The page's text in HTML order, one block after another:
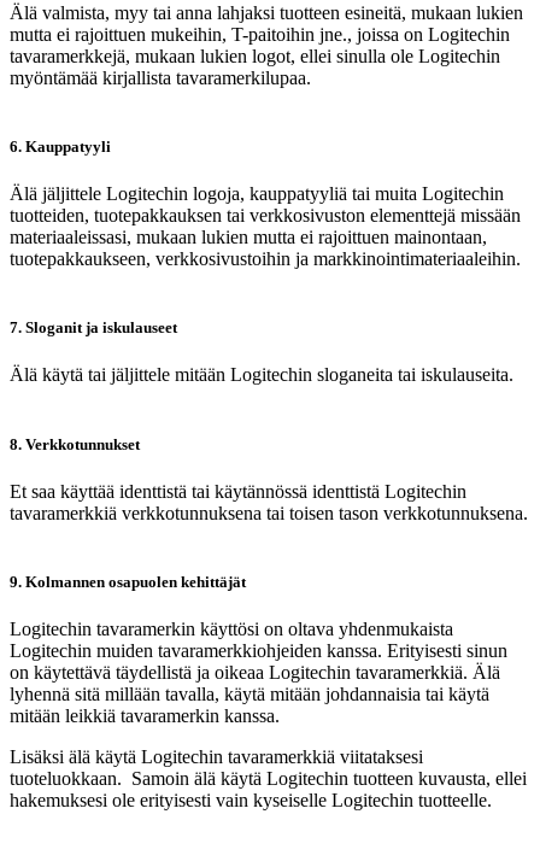
Älä valmista, myy tai anna lahjaksi tuotteen esineitä, mukaan lukien
mutta ei rajoittuen mukeihin, T-paitoihin jne., joissa on Logitechin
tavaramerkkejä, mukaan lukien logot, ellei sinulla ole Logitechin
myöntämää kirjallista tavaramerkilupaa.
6. Kauppatyyli
Älä jäljittele Logitechin logoja, kauppatyyliä tai muita Logitechin
tuotteiden, tuotepakkauksen tai verkkosivuston elementtejä missään
materiaaleissasi, mukaan lukien mutta ei rajoittuen mainontaan,
tuotepakkaukseen, verkkosivustoihin ja markkinointimateriaaleihin.
7. Sloganit ja iskulauseet
Älä käytä tai jäljittele mitään Logitechin sloganeita tai iskulauseita.
8. Verkkotunnukset
Et saa käyttää identtistä tai käytännössä identtistä Logitechin
tavaramerkkiä verkkotunnuksena tai toisen tason verkkotunnuksena.
9. Kolmannen osapuolen kehittäjät
Logitechin tavaramerkin käyttösi on oltava yhdenmukaista
Logitechin muiden tavaramerkkiohjeiden kanssa. Erityisesti sinun
on käytettävä täydellistä ja oikeaa Logitechin tavaramerkkiä. Älä
lyhennä sitä millään tavalla, käytä mitään johdannaisia tai käytä
mitään leikkiä tavaramerkin kanssa.
Lisäksi älä käytä Logitechin tavaramerkkiä viitataksesi
tuoteluokkaan. Samoin älä käytä Logitechin tuotteen kuvausta, ellei
hakemuksesi ole erityisesti vain kyseiselle Logitechin tuotteelle.